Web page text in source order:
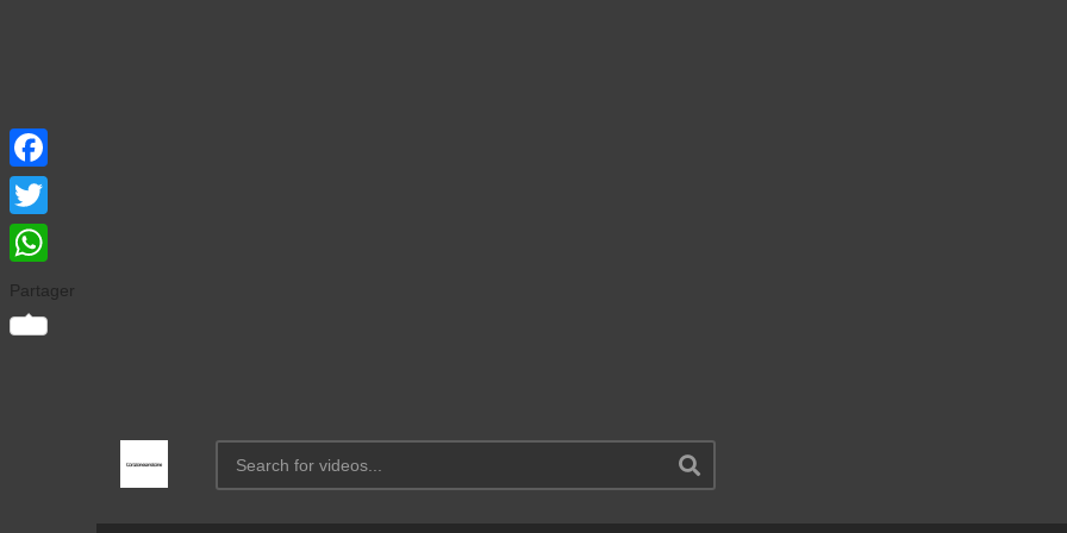
Facebook
Twitter
WhatsApp
Partager